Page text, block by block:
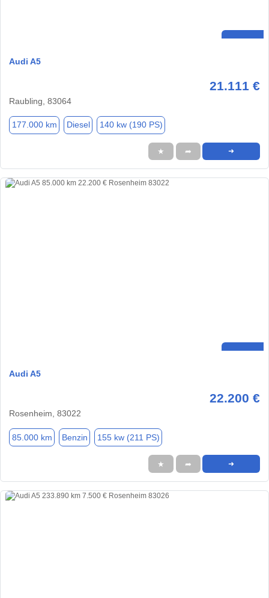
Audi A5
21.111 €
Raubling, 83064
177.000 km Diesel 140 kw (190 PS)
★ ➦ ➜
Audi A5
22.200 €
Rosenheim, 83022
85.000 km Benzin 155 kw (211 PS)
★ ➦ ➜